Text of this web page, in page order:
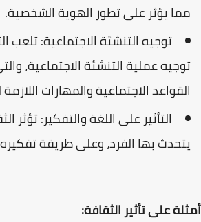
مما يؤثر على تطور الهوية الشخصية.
توجيه التنشئة الاجتماعية: تلعب
توجيه عملية التنشئة الاجتماعية،
القواعد الاجتماعية والمهارات
التأثير على اللغة والتفكير: تؤثر
يتحدث بها الفرد، وعلى طريقة تفكيره
أمثلة على تأثير الثقافة: